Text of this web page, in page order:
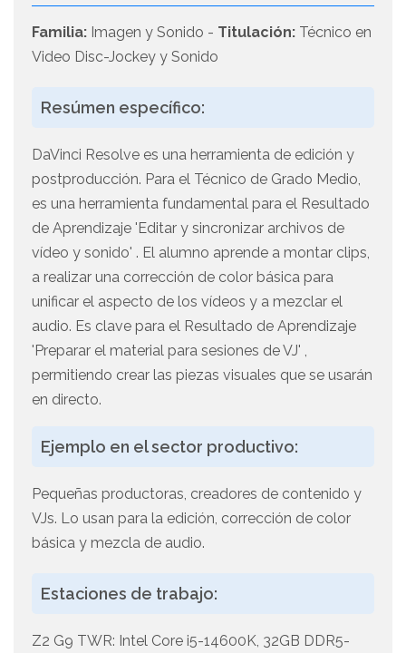
Familia: Imagen y Sonido - Titulación: Técnico en
Video Disc-Jockey y Sonido
Resúmen específico:
DaVinci Resolve es una herramienta de edición y
postproducción. Para el Técnico de Grado Medio,
es una herramienta fundamental para el Resultado
de Aprendizaje 'Editar y sincronizar archivos de
vídeo y sonido' . El alumno aprende a montar clips,
a realizar una corrección de color básica para
unificar el aspecto de los vídeos y a mezclar el
audio. Es clave para el Resultado de Aprendizaje
'Preparar el material para sesiones de VJ' ,
permitiendo crear las piezas visuales que se usarán
en directo.
Ejemplo en el sector productivo:
Pequeñas productoras, creadores de contenido y
VJs. Lo usan para la edición, corrección de color
básica y mezcla de audio.
Estaciones de trabajo:
Z2 G9 TWR: Intel Core i5-14600K, 32GB DDR5-